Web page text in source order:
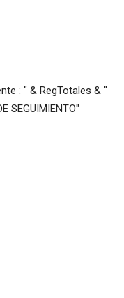
: " & RegTotales & "
SEGUIMIENTO"